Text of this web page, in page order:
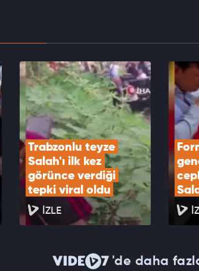
Forması çıkarılan gence Trabzon cephesinden
Salah forması jesti!
VIDEOYU İZLE
Trabzonlu teyze
Salah'ı ilk kez
görünce verdiği
tepki viral oldu
İZLE
'de daha